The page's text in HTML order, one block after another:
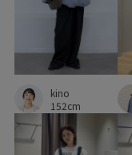
kino
152cm